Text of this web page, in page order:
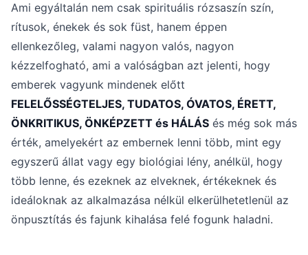
Ami egyáltalán nem csak spirituális rózsaszín szín,
rítusok, énekek és sok füst, hanem éppen
ellenkezőleg, valami nagyon valós, nagyon
kézzelfogható, ami a valóságban azt jelenti, hogy
emberek vagyunk mindenek előtt
FELELŐSSÉGTELJES, TUDATOS, ÓVATOS, ÉRETT,
ÖNKRITIKUS, ÖNKÉPZETT és HÁLÁS és még sok más
érték, amelyekért az embernek lenni több, mint egy
egyszerű állat vagy egy biológiai lény, anélkül, hogy
több lenne, és ezeknek az elveknek, értékeknek és
ideáloknak az alkalmazása nélkül elkerülhetetlenül az
önpusztítás és fajunk kihalása felé fogunk haladni.